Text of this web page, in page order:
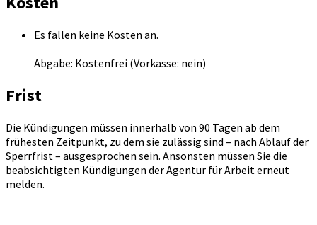
Es fallen keine Kosten an.
Abgabe: Kostenfrei (Vorkasse: nein)
Frist
Die Kündigungen müssen innerhalb von 90 Tagen ab dem
frühesten Zeitpunkt, zu dem sie zulässig sind – nach Ablauf der
Sperrfrist – ausgesprochen sein. Ansonsten müssen Sie die
beabsichtigten Kündigungen der Agentur für Arbeit erneut
melden.